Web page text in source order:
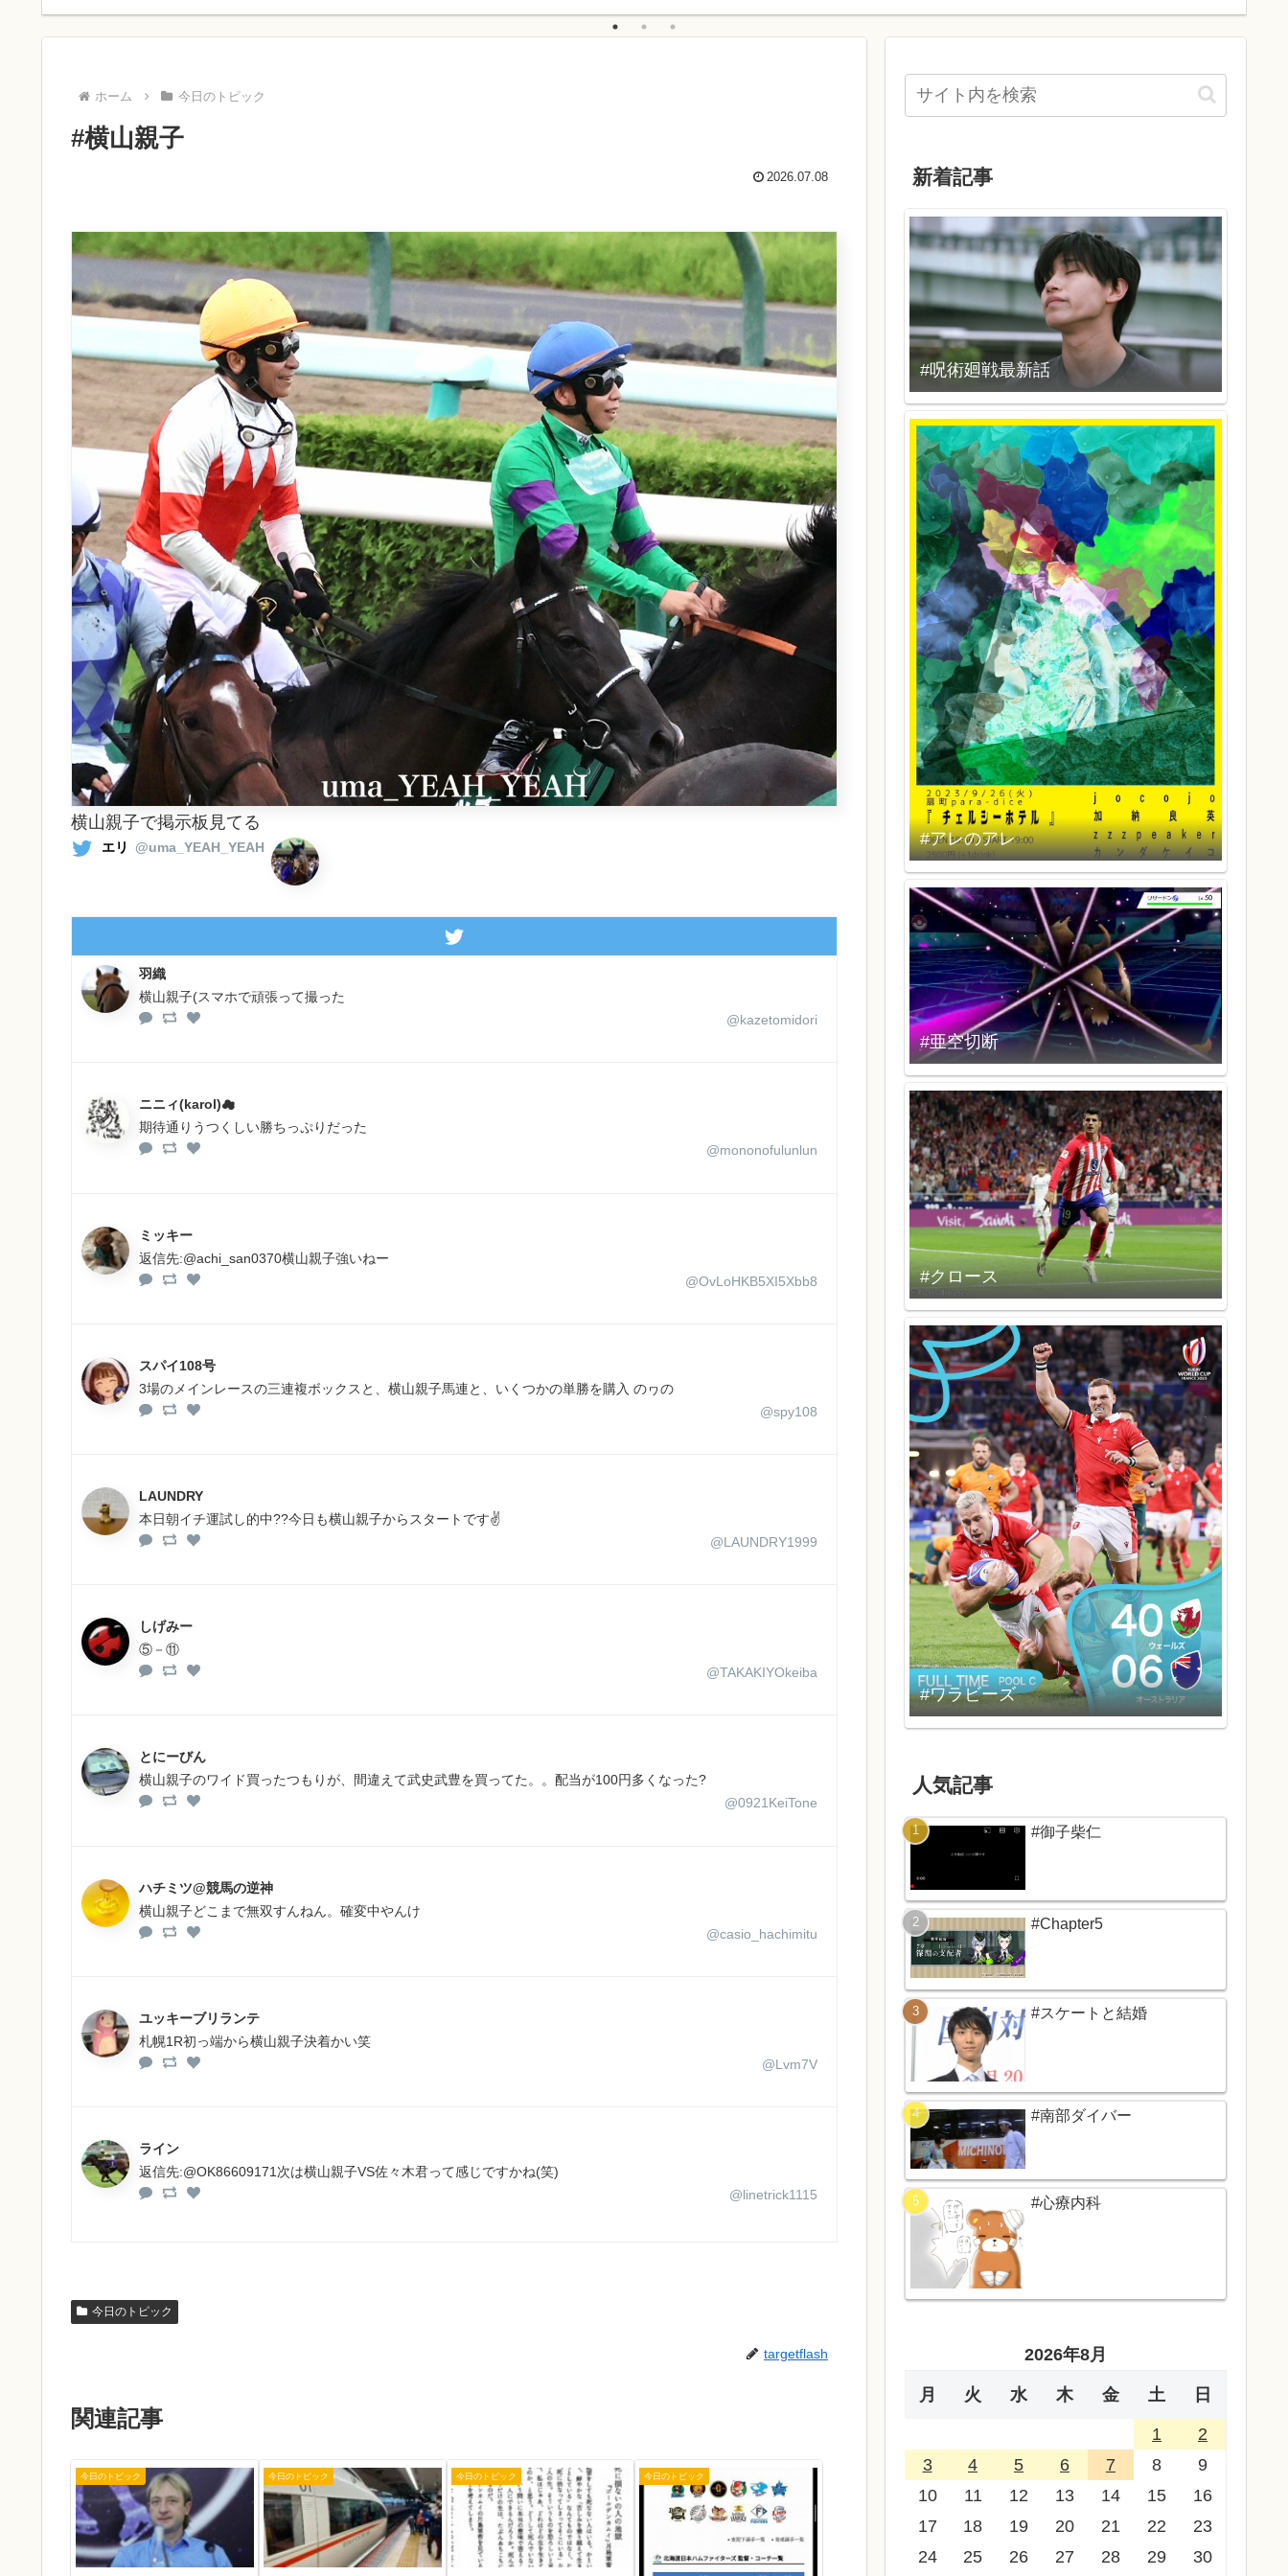
ホーム 今日のトピック
#横山親子
2026.07.08
横山親子で掲示板見てる
エリ @uma_YEAH_YEAH
羽織
横山親子(スマホで頑張って撮った
@kazetomidori
ニニィ(karol)︎︎︎☁︎︎
期待通りうつくしい勝ちっぷりだった
@mononofulunlun
ミッキー
返信先:@achi_san0370横山親子強いねー
@OvLoHKB5XI5Xbb8
スパイ108号
3場のメインレースの三連複ボックスと、横山親子馬連と、いくつかの単勝を購入 のヮの
@spy108
LAUNDRY
本日朝イチ運試し的中??今日も横山親子からスタートです✌️
@LAUNDRY1999
しげみー
⑤－⑪
@TAKAKIYOkeiba
とにーびん
横山親子のワイド買ったつもりが、間違えて武史武豊を買ってた。。配当が100円多くなった?
@0921KeiTone
ハチミツ@競馬の逆神
横山親子どこまで無双すんねん。確変中やんけ
@casio_hachimitu
ユッキーブリランテ
札幌1R初っ端から横山親子決着かい笑
@Lvm7V
ライン
返信先:@OK86609171次は横山親子VS佐々木君って感じですかね(笑)
@linetrick1115
今日のトピック
targetflash
関連記事
今日のトピック 今日のトピック 今日のトピック 今日のトピック
新着記事
#呪術廻戦最新話
#アレのアレ
#亜空切断
#クロース
#ワラビーズ
人気記事
#御子柴仁
#Chapter5
#スケートと結婚
#南部ダイバー
#心療内科
2026年8月
月 火 水 木 金 土 日
1
2
3
4 5 6 7 8
9
10
11 12 13 14 15
16
17
18 19 20 21 22
23
24
25 26 27 28 29 30